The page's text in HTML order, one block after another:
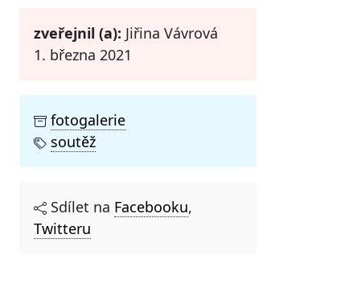
zveřejnil (a): Jiřina Vávrová
1. března 2021
fotogalerie
soutěž
Sdílet na Facebooku,
Twitteru